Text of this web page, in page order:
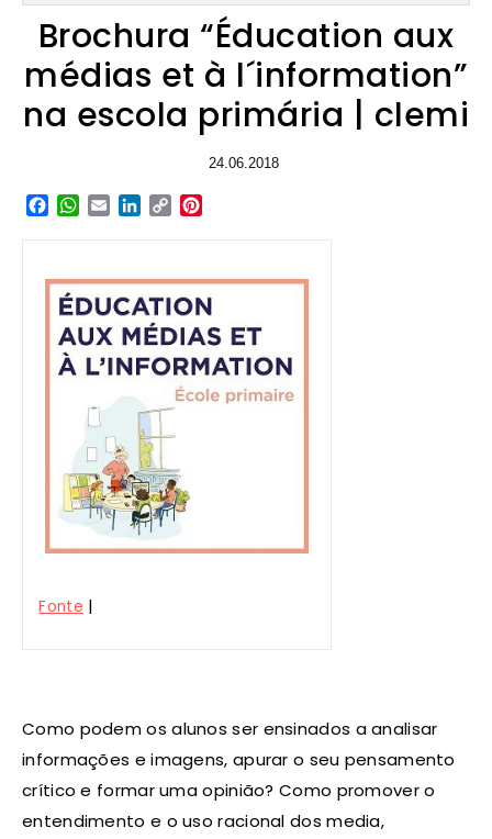
Brochura “Éducation aux
médias et à l´information”
na escola primária | clemi
24.06.2018
Facebook
WhatsApp
EmailLinkedIn
Copy
Fonte |
Como podem os alunos ser ensinados a analisar
informações e imagens, apurar o seu pensamento
crítico e formar uma opinião? Como promover o
entendimento e o uso racional dos media,